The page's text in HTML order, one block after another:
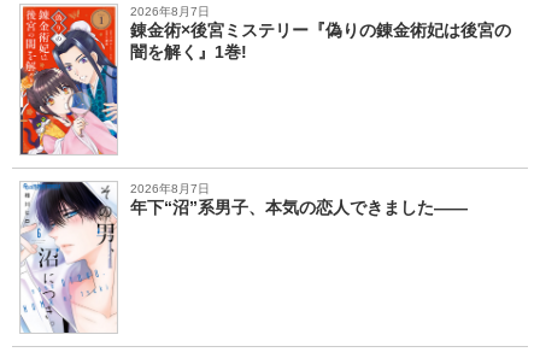
2026年8月7日
錬金術×後宮ミステリー『偽りの錬金術妃は後宮の
闇を解く』1巻!
2026年8月7日
年下“沼”系男子、本気の恋人できました――